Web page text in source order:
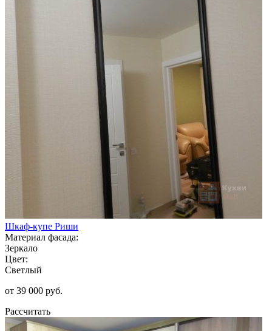
Шкаф-купе Риши
Материал фасада:
Зеркало
Цвет:
Светлый
от 39 000 руб.
Рассчитать